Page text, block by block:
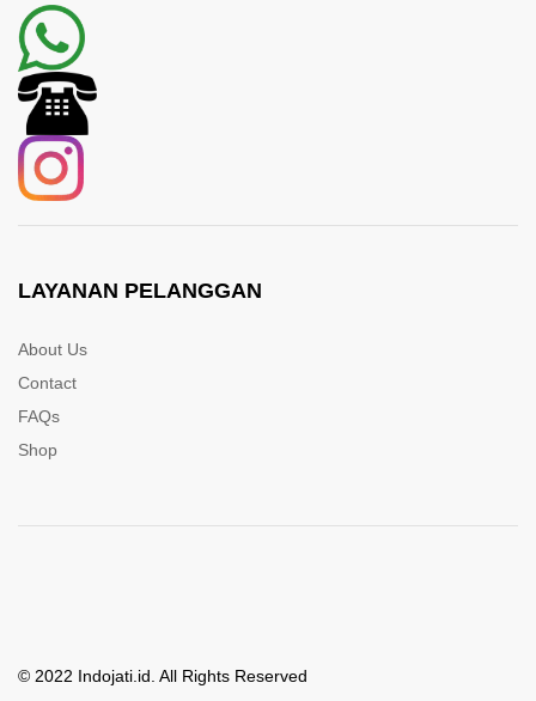
LAYANAN PELANGGAN
About Us
Contact
FAQs
Shop
© 2022 Indojati.id. All Rights Reserved